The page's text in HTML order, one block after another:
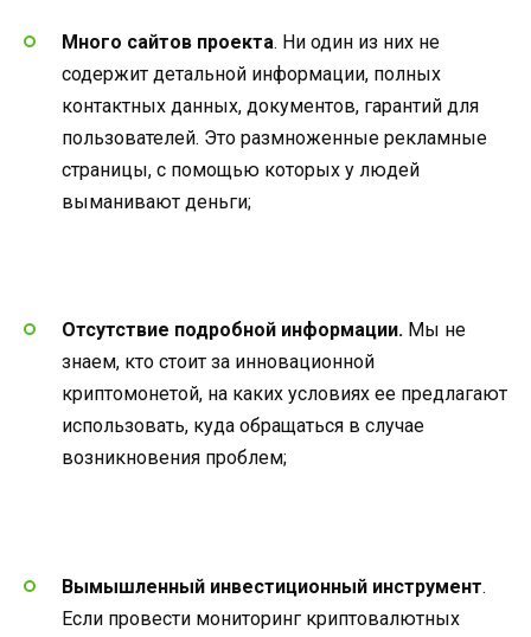
Много сайтов проекта. Ни один из них не
содержит детальной информации, полных
контактных данных, документов, гарантий для
пользователей. Это размноженные рекламные
страницы, с помощью которых у людей
выманивают деньги;
Отсутствие подробной информации. Мы не
знаем, кто стоит за инновационной
криптомонетой, на каких условиях ее предлагают
использовать, куда обращаться в случае
возникновения проблем;
Вымышленный инвестиционный инструмент.
Если провести мониторинг криптовалютных